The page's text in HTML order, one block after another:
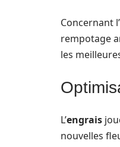
Concernant l’
rempotage
les
L’engrais
nouvelles